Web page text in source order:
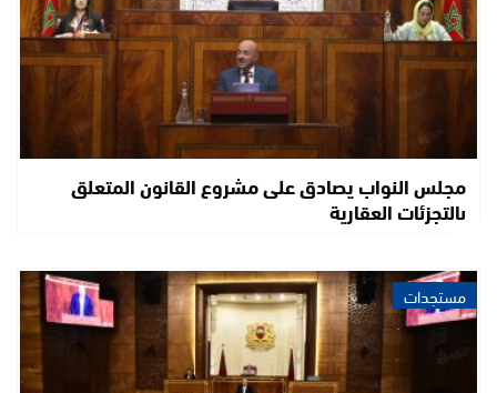
مجلس النواب يصادق على مشروع القانون المتعلق
بالتجزئات العقارية
مستجدات